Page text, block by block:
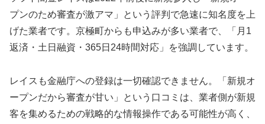
プンのため審査が激アマ」という評判で急速に知名度を上
げた業者です。京極町からも申込みが多い業者で、「月1
返済・土日融資・365日24時間対応」を強調しています。
レイスも金融庁への登録は一切確認できません。「新規オ
ープンだから審査が甘い」という口コミは、業者側が新規
客を集めるための戦略的な情報操作である可能性が高く、